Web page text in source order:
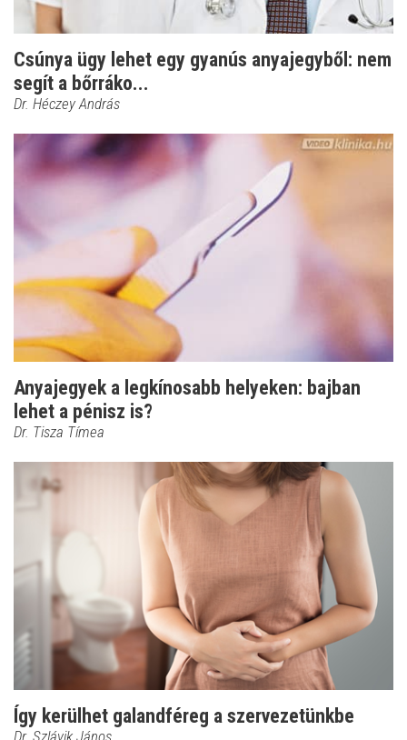
Csúnya ügy lehet egy gyanús anyajegyből: nem
segít a bőrráko...
Dr. Héczey András
Anyajegyek a legkínosabb helyeken: bajban
lehet a pénisz is?
Dr. Tisza Tímea
Így kerülhet galandféreg a szervezetünkbe
Dr. Szlávik János